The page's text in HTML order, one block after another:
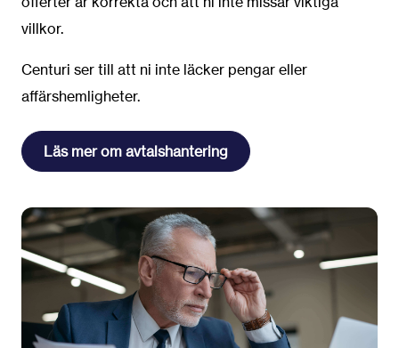
villkor.
Centuri ser till att ni inte läcker pengar eller
affärshemligheter.
Läs mer om avtalshantering